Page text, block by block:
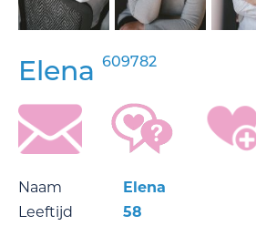
Elena 609782
Naam
Elena
Leeftijd
58